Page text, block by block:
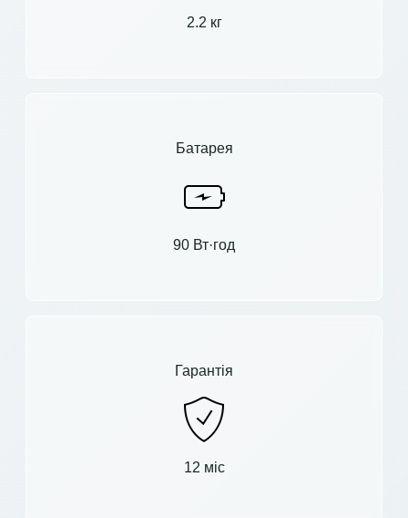
2.2 кг
Батарея
90 Вт·год
Гарантія
12 міс